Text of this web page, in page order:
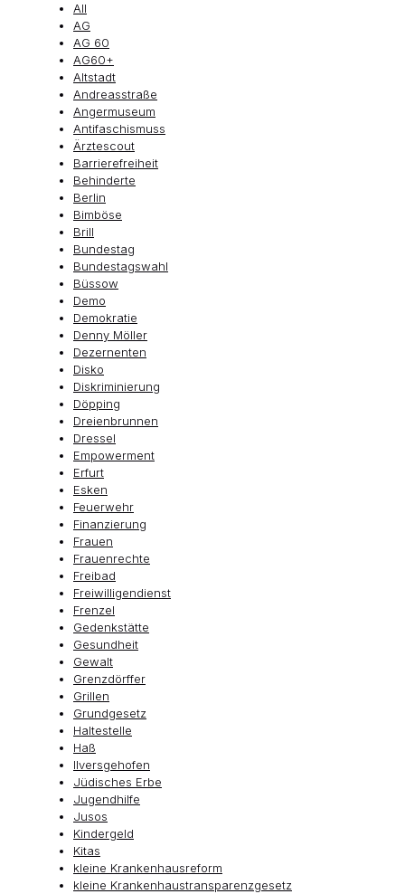
All
AG
AG 60
AG60+
Altstadt
Andreasstraße
Angermuseum
Antifaschismuss
Ärztescout
Barrierefreiheit
Behinderte
Berlin
Bimböse
Brill
Bundestag
Bundestagswahl
Büssow
Demo
Demokratie
Denny Möller
Dezernenten
Disko
Diskriminierung
Döpping
Dreienbrunnen
Dressel
Empowerment
Erfurt
Esken
Feuerwehr
Finanzierung
Frauen
Frauenrechte
Freibad
Freiwilligendienst
Frenzel
Gedenkstätte
Gesundheit
Gewalt
Grenzdörffer
Grillen
Grundgesetz
Haltestelle
Haß
Ilversgehofen
Jüdisches Erbe
Jugendhilfe
Jusos
Kindergeld
Kitas
kleine Krankenhausreform
kleine Krankenhaustransparenzgesetz